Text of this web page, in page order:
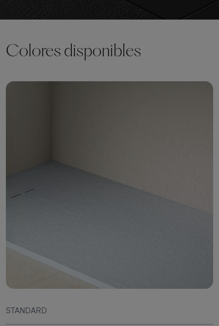
Colores disponibles
STANDARD